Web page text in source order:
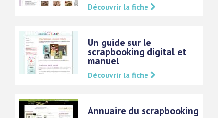
Découvrir la fiche
Un guide sur le
scrapbooking digital et
manuel
Découvrir la fiche
Annuaire du scrapbooking